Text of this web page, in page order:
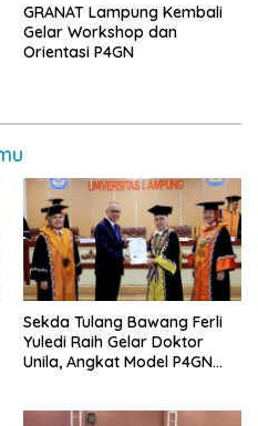
GRANAT Lampung Kembali
Gelar Workshop dan
Orientasi P4GN
Sekda Tulang Bawang Ferli
Yuledi Raih Gelar Doktor
Unila, Angkat Model P4GN